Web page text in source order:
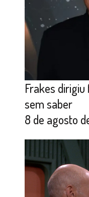
Frakes
sem saber
8 de agosto